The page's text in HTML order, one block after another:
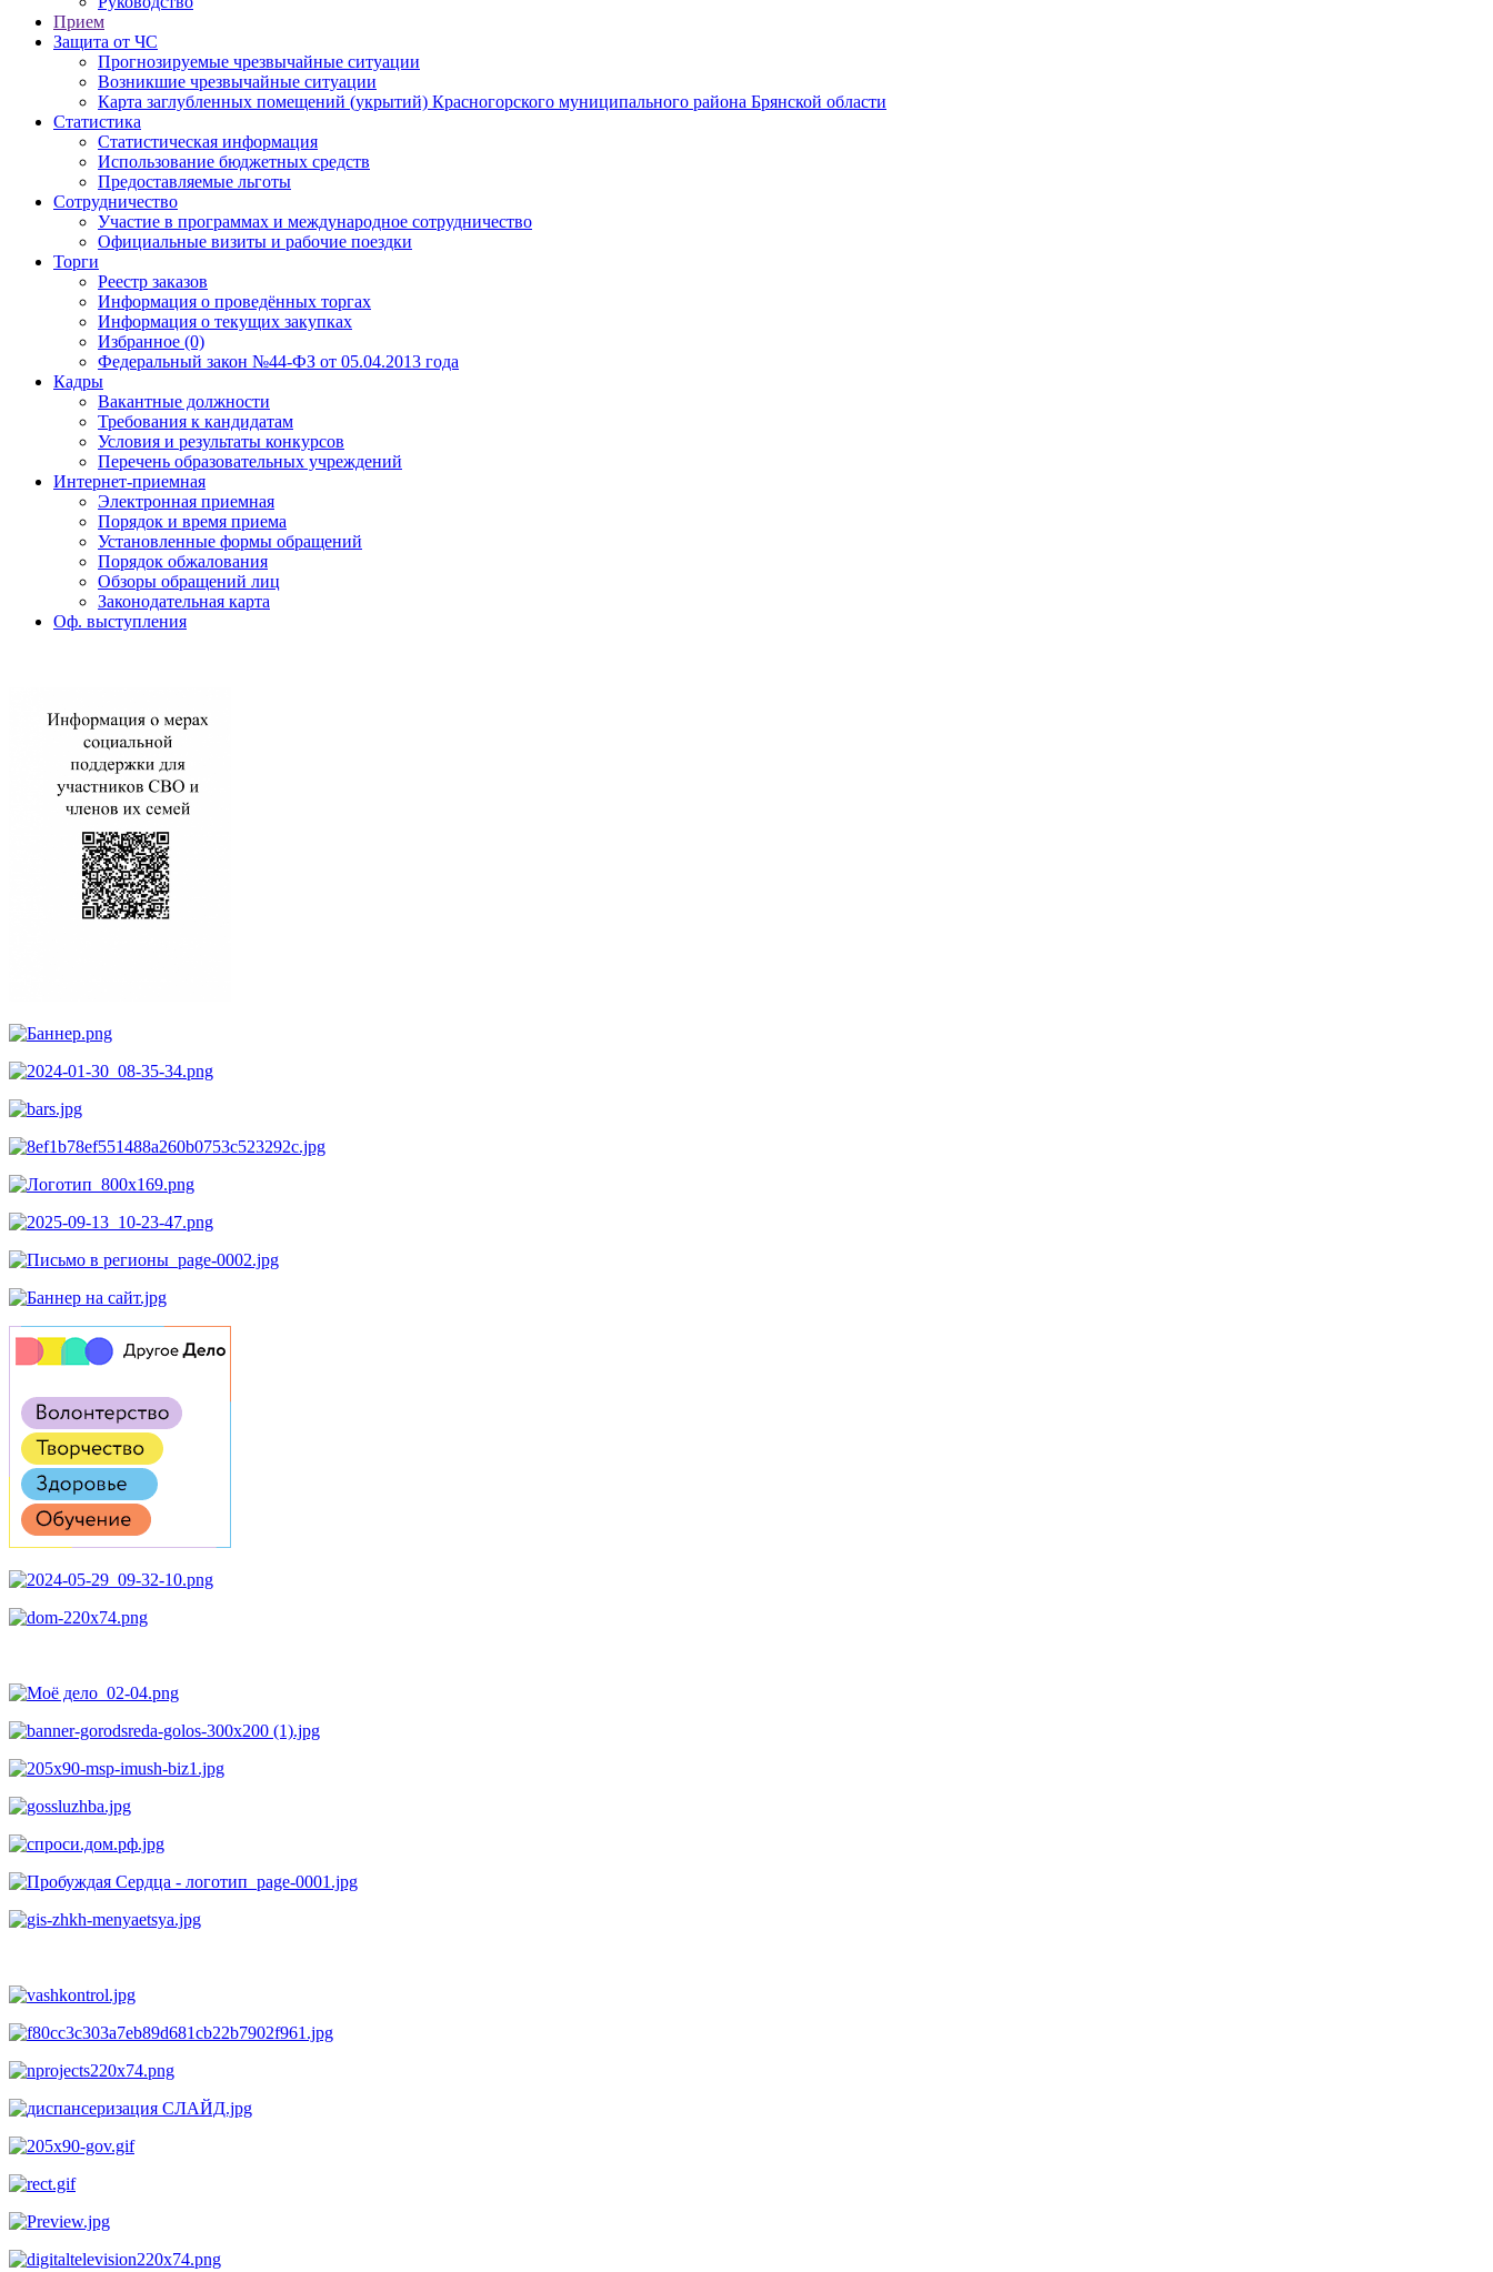
Прием
Защита от ЧС
Прогнозируемые чрезвычайные ситуации
Возникшие чрезвычайные ситуации
Карта заглубленных помещений (укрытий) Красногорского муниципального района Брянской области
Статистика
Статистическая информация
Использование бюджетных средств
Предоставляемые льготы
Сотрудничество
Участие в программах и международное сотрудничество
Официальные визиты и рабочие поездки
Торги
Реестр заказов
Информация о проведённых торгах
Информация о текущих закупках
Избранное (0)
Федеральный закон №44-ФЗ от 05.04.2013 года
Кадры
Вакантные должности
Требования к кандидатам
Условия и результаты конкурсов
Перечень образовательных учреждений
Интернет-приемная
Электронная приемная
Порядок и время приема
Установленные формы обращений
Порядок обжалования
Обзоры обращений лиц
Законодательная карта
Оф. выступления